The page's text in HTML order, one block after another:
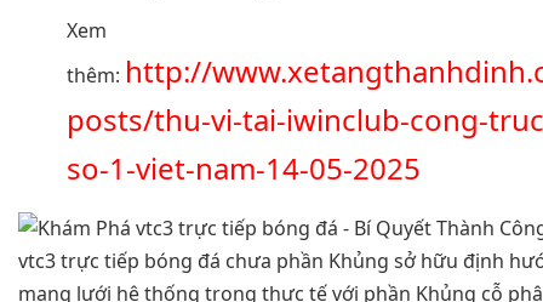
Xem
thêm: http://
posts/thu-vi-tai-iwinclub-cong-
so-1-viet-nam-14-05-2025
vtc3 trực tiếp bóng đá chưa phần Khủng sở hữu định
mạng lưới hệ thống trong thực tế với phần Khủng cỗ